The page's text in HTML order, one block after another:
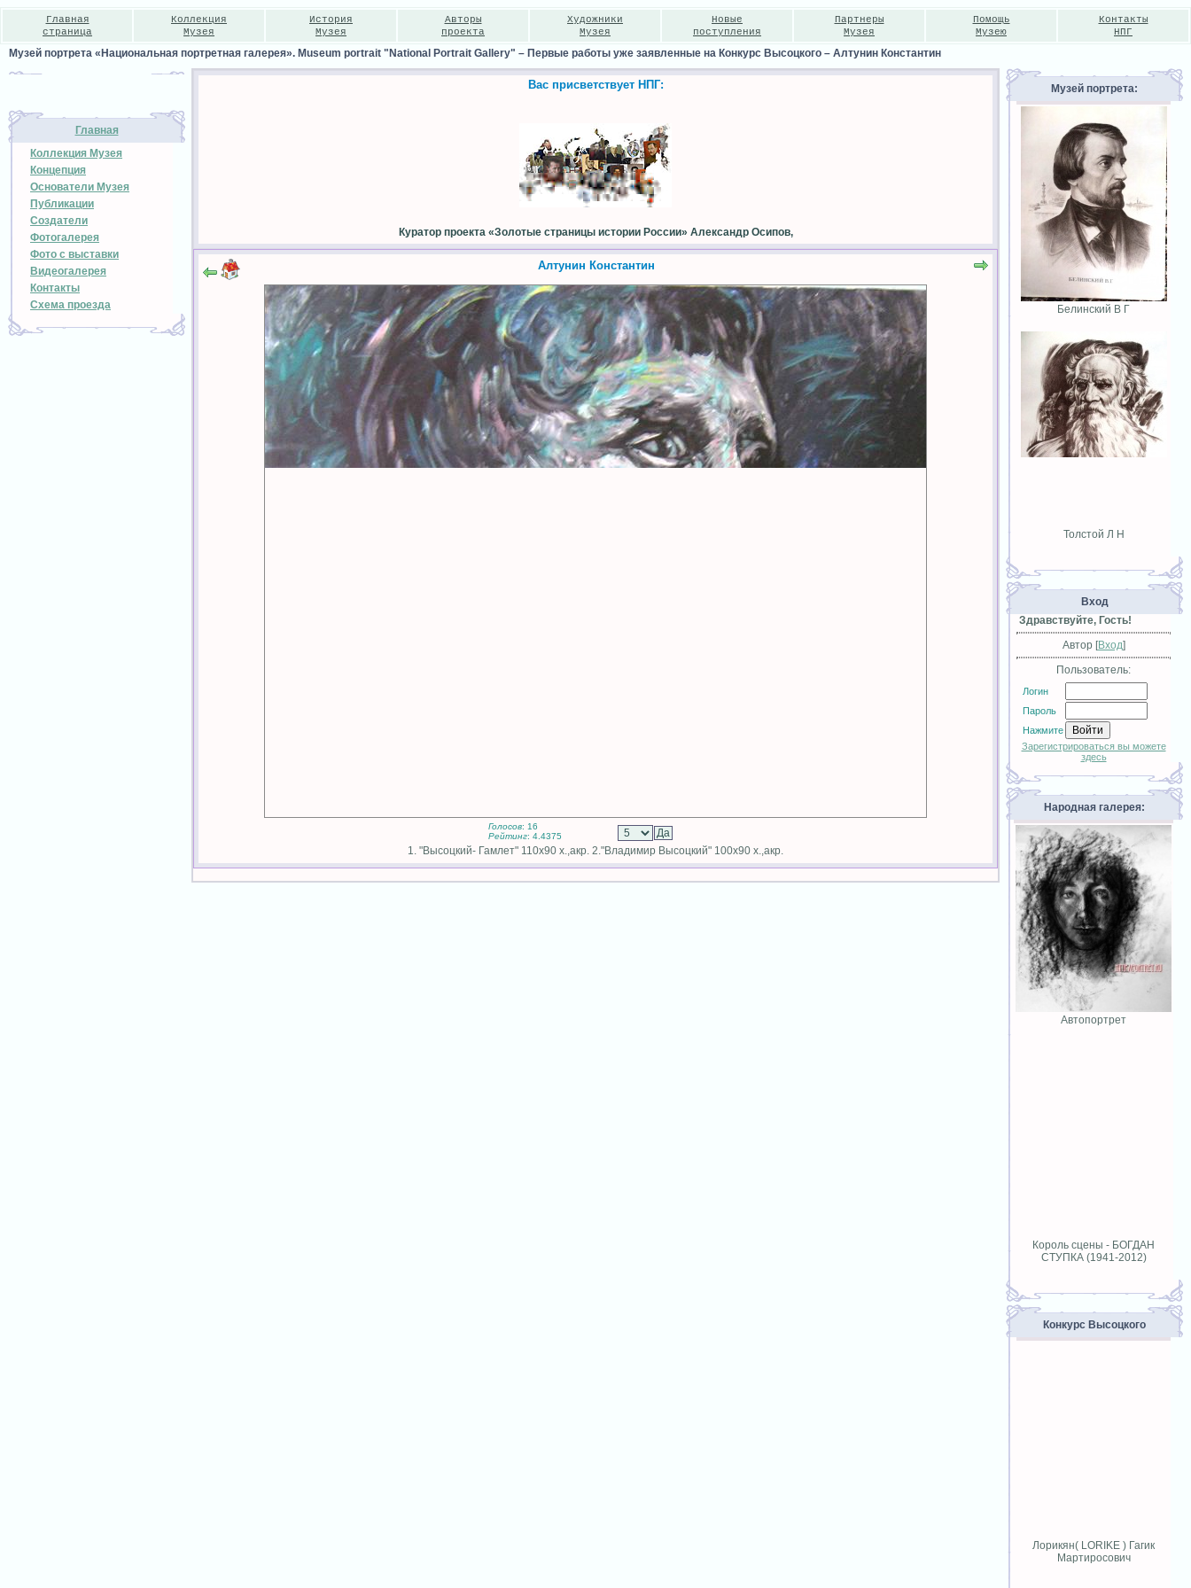
Главная
страница
Коллекция
Музея
История
Музея
Авторы
проекта
Художники
Музея
Новые
поступления
Партнеры
Музея
Помощь
Музею
Контакты
НПГ
Музей портрета «Национальная портретная галерея». Museum portrait "National Portrait Gallery" – Первые работы уже заявленные на Конкурс Высоцкого – Алтунин Константин
Главная
Коллекция Музея
Концепция
Основатели Музея
Публикации
Создатели
Фотогалерея
Фото с выставки
Видеогалерея
Контакты
Схема проезда
Вас присветствует НПГ:
Куратор проекта «Золотые страницы истории России» Александр Осипов,
Алтунин Константин
Голосов: 16
Рейтинг: 4.4375
1. "Высоцкий- Гамлет" 110х90 х.,акр. 2."Владимир Высоцкий" 100х90 х.,акр.
Музей портрета:
Белинский В Г
Толстой Л Н
Вход
Здравствуйте, Гость!
Автор [Вход]
Пользователь:
Логин
Пароль
Нажмите
Зарегистрироваться вы можете
здесь
Народная галерея:
Автопортрет
Король сцены - БОГДАН
СТУПКА (1941-2012)
Конкурс Высоцкого
Лорикян( LORIKE ) Гагик
Мартиросович